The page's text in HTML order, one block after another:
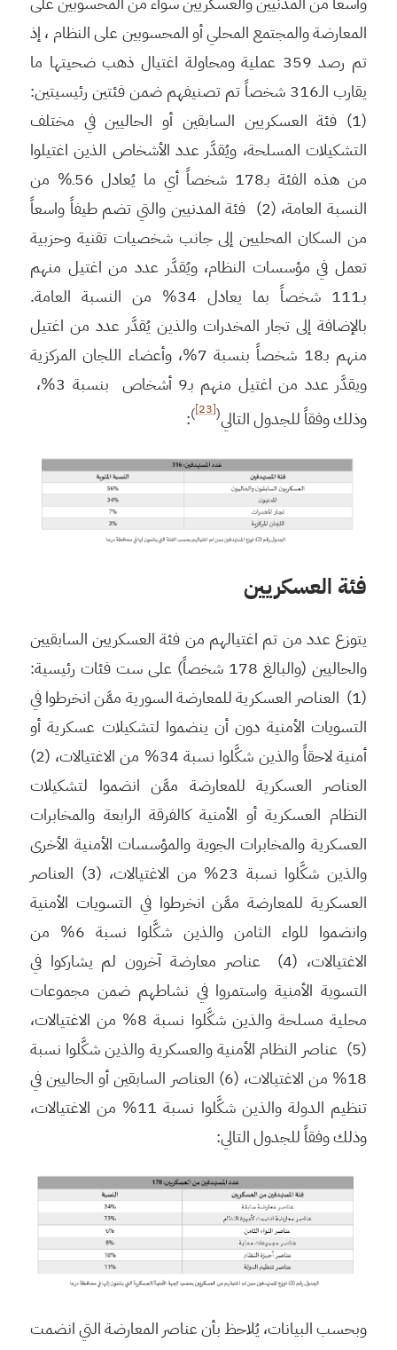
المعارضة والمجتمع المحلي أو المحسوبين على النظام ، إذ
تم رصد 359 عملية ومحاولة اغتيال ذهب ضحيتها ما
يقارب الـ316 شخصاً تم تصنيفهم ضمن فئتين رئيسيتين:
(1) فئة العسكريين السابقين أو الحاليين في مختلف
التشكيلات المسلحة، ويُقدَّر عدد الأشخاص الذين اغتيلوا
من هذه الفئة بـ178 شخصاً أي ما يُعادل 56ـ% من
النسبة العامة، (2) فئة المدنيين والتي تضم طيفاً واسعاً
من السكان المحليين إلى جانب شخصيات تقنية وحزبية
تعمل في مؤسسات النظام، ويُقدَّر عدد من اغتيل منهم
بـ111 شخصاً بما يعادل 34% من النسبة العامة.
بالإضافة إلى تجار المخدرات والذين يُقدَّر عدد من اغتيل
منهم بـ18 شخصاً بنسبة 7%، وأعضاء اللجان المركزية
ويقدَّر عدد من اغتيل منهم بـ9 أشخاص بنسبة 3%،
وذلك وفقاً للجدول التالي(
[23]
)
:
فئة العسكريين
يتوزع عدد من تم اغتيالهم من فئة العسكريين السابقيين
والحاليين (والبالغ 178 شخصاً) على ست فئات رئيسية:
(1) العناصر العسكرية للمعارضة السورية ممَّن انخرطوا في
التسويات الأمنية دون أن ينضموا لتشكيلات عسكرية أو
أمنية لاحقاً والذين شكَّلوا نسبة 34% من الاغتيالات، (2)
العناصر العسكرية للمعارضة ممَّن انضموا لتشكيلات
النظام العسكرية أو الأمنية كالفرقة الرابعة والمخابرات
العسكرية والمخابرات الجوية والمؤسسات الأمنية الأخرى
والذين شكَّلوا نسبة 23% من الاغتيالات، (3) العناصر
العسكرية للمعارضة ممَّن انخرطوا في التسويات الأمنية
وانضموا للواء الثامن والذين شكَّلوا نسبة 6% من
الاغتيالات، (4) عناصر معارضة آخرون لم يشاركوا في
التسوية الأمنية واستمروا في نشاطهم ضمن مجموعات
محلية مسلحة والذين شكَّلوا نسبة 8% من الاغتيالات،
(5) عناصر النظام الأمنية والعسكرية والذين شكَّلوا نسبة
18% من الاغتيالات، (6) العناصر السابقين أو الحاليين في
تنظيم الدولة والذين شكَّلوا نسبة 11% من الاغتيالات،
وذلك وفقاً للجدول التالي:
وبحسب البيانات، يُلاحظ بأن عناصر المعارضة التي انضمت